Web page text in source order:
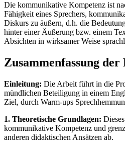
Die kommunikative Kompetenz ist
Fähigkeit eines Sprechers,
Diskurs zu äußern, d.h. die
hinter einer Äußerung bzw. einem
Absichten in wirksamer Weise
Zusammenfassung
Einleitung: Die Arbeit führt in die
mündlichen Beteiligung in einem
Ziel, durch Warm-ups
1. Theoretische Grundlagen:
kommunikative Kompetenz und
anderen didaktischen Ansätzen ab.